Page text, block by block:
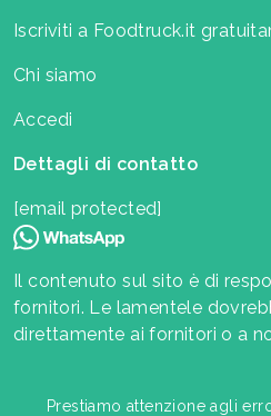
Iscriviti a Foodtruck.it
Chi siamo
Accedi
Dettagli di contatto
[email protected]
Il contenuto sul sito è di
fornitori. Le lamentele
direttamente ai fornitori o a
Prestiamo attenzione agli